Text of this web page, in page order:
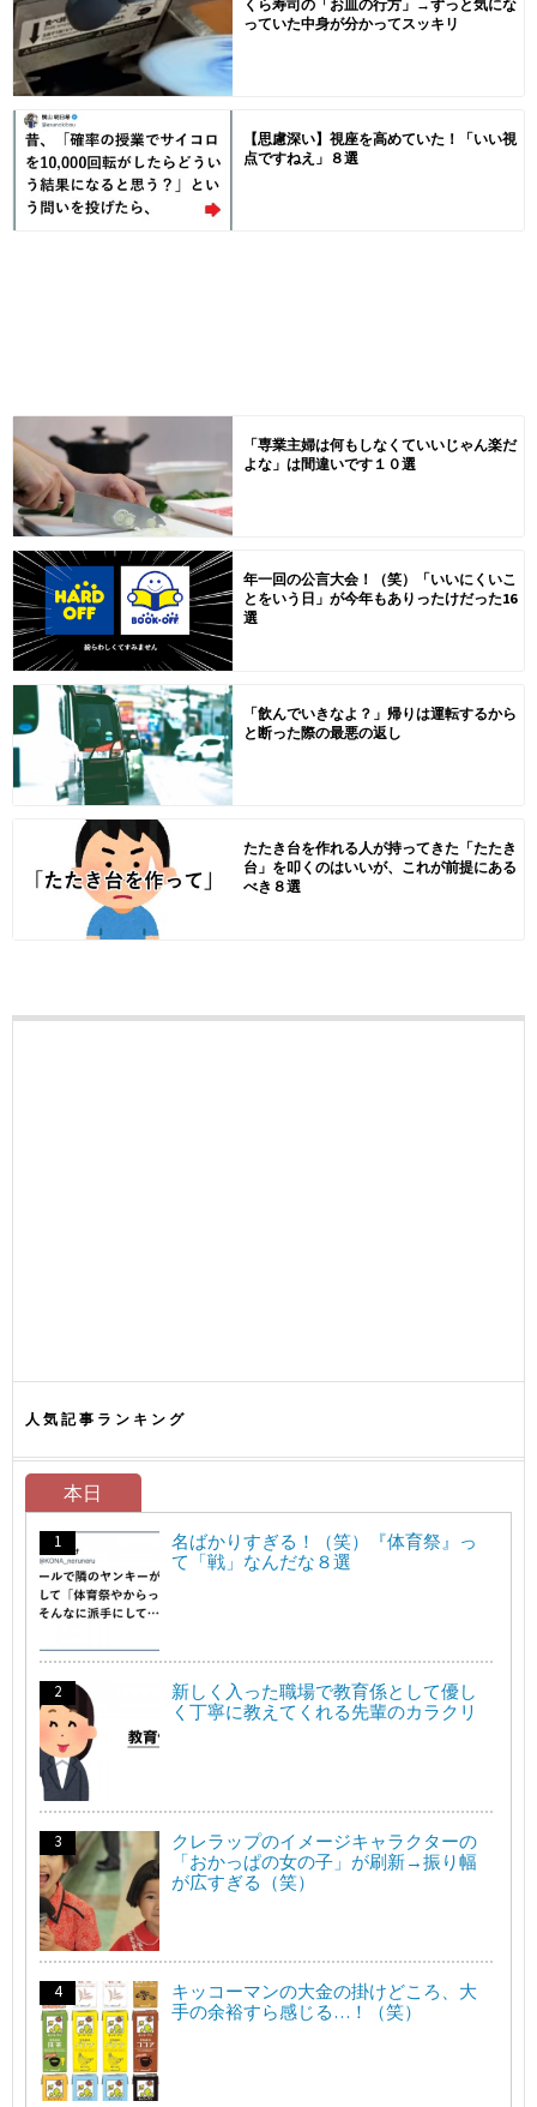
くら寿司の「お皿の行方」→ずっと気にな
っていた中身が分かってスッキリ
【思慮深い】視座を高めていた！「いい視
点ですねえ」８選
「専業主婦は何もしなくていいじゃん楽だ
よな」は間違いです１０選
年一回の公言大会！（笑）「いいにくいこ
とをいう日」が今年もありったけだった16
選
「飲んでいきなよ？」帰りは運転するから
と断った際の最悪の返し
たたき台を作れる人が持ってきた「たたき
台」を叩くのはいいが、これが前提にある
べき８選
人気記事ランキング
本日
名ばかりすぎる！（笑）『体育祭』っ
て「戦」なんだな８選
新しく入った職場で教育係として優し
く丁寧に教えてくれる先輩のカラクリ
クレラップのイメージキャラクターの
「おかっぱの女の子」が刷新→振り幅
が広すぎる（笑）
キッコーマンの大金の掛けどころ、大
手の余裕すら感じる…！（笑）